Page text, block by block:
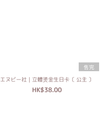
售完
エヌビー社｜立體燙金生日卡〔 公主 〕
HK$38.00